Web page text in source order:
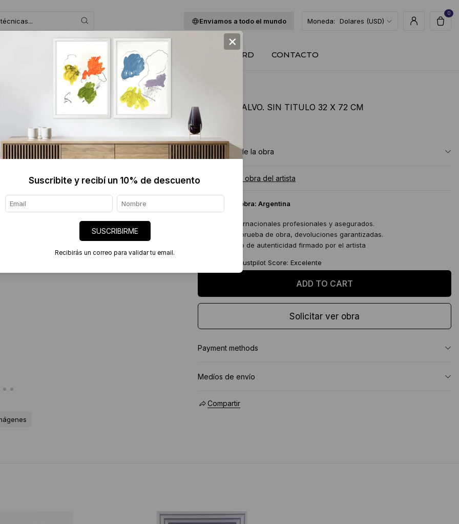
Enviamos a todo el mundo Moneda: Dolares (USD)
0
BLOG QUIENES SOMOS GIFT CARD CONTACTO
VALERIA CALVO. SIN TITULO 32 X 72 CM
$1364 USD
Información de la obra
Ver toda la obra del artista
Origen de la obra: Argentina
Envíos internacionales profesionales y asegurados.
7 días de prueba de obra, devoluciones garantizadas.
Certificado de autenticidad firmado por el artista
Trustpilot Score: Excelente
Solicitar ver obra
Payment methods
Medíos de envío
Compartir
×
Suscribite y recibí un 10% de descuento
SUSCRIBIRME
Recibirás un correo para validar tu email.